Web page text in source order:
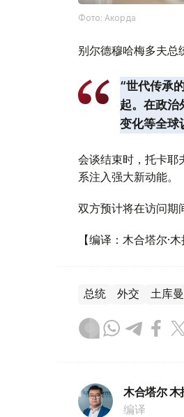
Фото: Акорда
别尔德穆哈梅多夫总
“世代传承
起。在政治
变化等全球
会谈结束时，托卡耶
系注入强大新动能。
双方预计将在访问期
【编译：木合塔尔·木
总统 外交 土库
木合塔尔 木
编译